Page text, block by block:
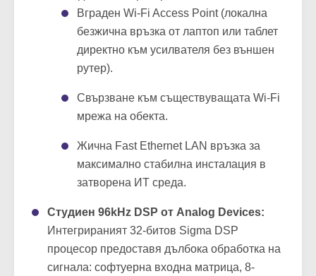
CDS 1504 предоставя пълна мрежова
свобода за интеграторите:
Вграден Wi-Fi Access Point (локална
безжична връзка от лаптоп или таблет
рутер).
мрежа на обекта.
Жична Fast Ethernet LAN връзка за
затворена ИТ среда.
Студиен 96kHz DSP от Analog Devices:
Интегрираният 32-битов Sigma DSP